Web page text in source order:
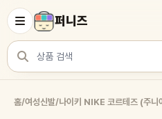
퍼니즈
상품 검색
홈/여성신발/나이키 NIKE 코르테즈 (주